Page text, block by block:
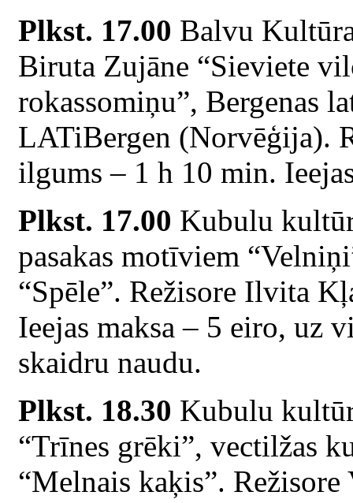
Plkst. 17.00 Balvu
Biruta Zujāne “Sieviete
rokassomiņu”, Bergenas
LATiBergen (Norvēģija).
ilgums – 1 h 10 min.
Plkst. 17.00 Kubulu
pasakas motīviem
“Spēle”. Režisore Ilvita
Ieejas maksa – 5 eiro, uz
skaidru naudu.
Plkst. 18.30 Kubulu
“Trīnes grēki”, vectilžas
“Melnais kaķis”.